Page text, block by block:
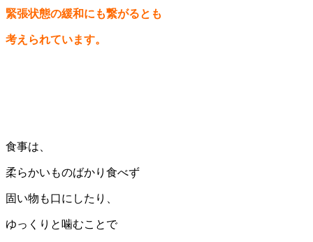
緊張状態の緩和にも繋がるとも
考えられています。
食事は、
柔らかいものばかり食べず
固い物も口にしたり、
ゆっくりと噛むことで